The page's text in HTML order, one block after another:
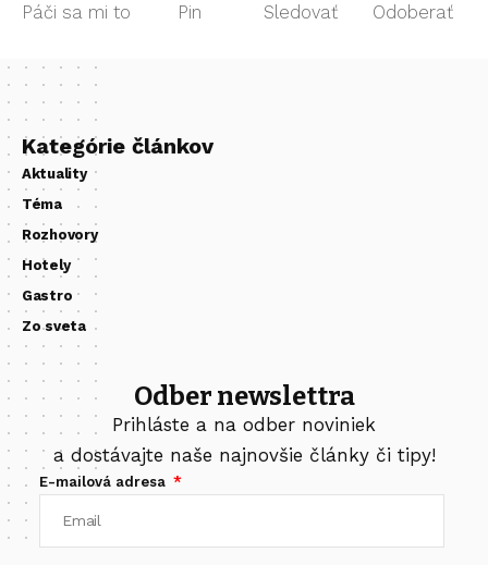
Páči sa mi to Pin Sledovať Odoberať
Kategórie článkov
Aktuality
Téma
Rozhovory
Hotely
Gastro
Zo sveta
Odber newslettra
Prihláste a na odber noviniek
a dostávajte naše najnovšie články či tipy!
E-mailová adresa